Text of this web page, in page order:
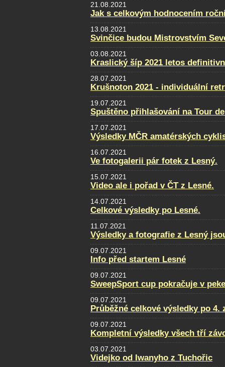
21.08.2021
Jak s celkovým hodnocením
13.08.2021
Svinčice budou Mistrovstvím
03.08.2021
Kraslický šíp 2021 letos
28.07.2021
Krušnoton 2021 - individuální
19.07.2021
Spuštěno přihlašování na Tour
17.07.2021
Výsledky MČR amatérských
16.07.2021
Ve fotogalerii pár fotek z Lesný.
15.07.2021
Video ale i pořad v ČT z Lesné.
14.07.2021
Celkové výsledky po Lesné.
11.07.2021
Výsledky a fotografie z Lesný
09.07.2021
Info před startem Lesné
09.07.2021
SweepSport cup pokračuje v
09.07.2021
Průběžné celkové výsledky po 4.
09.07.2021
Kompletní výsledky všech tří
03.07.2021
Videjko od Iwanyho z Tuchořic